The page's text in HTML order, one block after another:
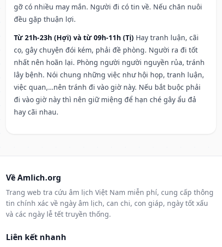
gỡ có nhiều may mắn. Người đi có tin về. Nếu chăn nuôi
đều gặp thuận lợi.
Từ 21h-23h (Hợi) và từ 09h-11h (Tị) Hay tranh luận, cãi
cọ, gây chuyện đói kém, phải đề phòng. Người ra đi tốt
nhất nên hoãn lại. Phòng người người nguyền rủa, tránh
lây bệnh. Nói chung những việc như hội họp, tranh luận,
việc quan,…nên tránh đi vào giờ này. Nếu bắt buộc phải
đi vào giờ này thì nên giữ miệng để hạn ché gây ẩu đả
hay cãi nhau.
Về Amlich.org
Trang web tra cứu âm lịch Việt Nam miễn phí, cung cấp thông
tin chính xác về ngày âm lịch, can chi, con giáp, ngày tốt xấu
và các ngày lễ tết truyền thống.
Liên kết nhanh